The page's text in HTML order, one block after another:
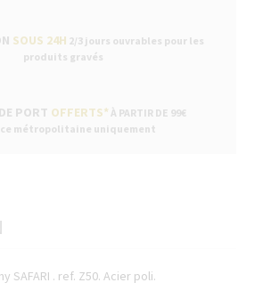
SOUS 24H 2/3 jours ouvrables pour les
produits gravés
PORT OFFERTS* À PARTIR DE 99€
métropolitaine uniquement
SAFARI . ref. Z50. Acier poli.